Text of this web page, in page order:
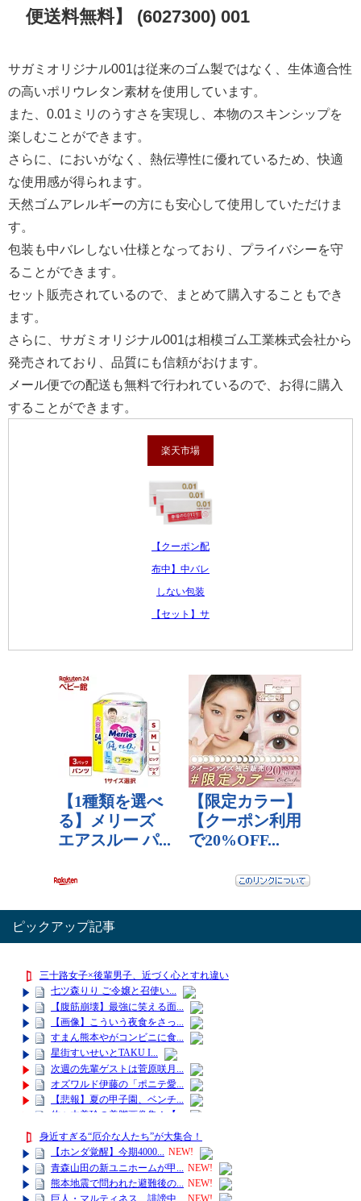
便送料無料】 (6027300) 001
サガミオリジナル001は従来のゴム製ではなく、生体適合性
の高いポリウレタン素材を使用しています。
また、0.01ミリのうすさを実現し、本物のスキンシップを
楽しむことができます。
さらに、においがなく、熱伝導性に優れているため、快適
な使用感が得られます。
天然ゴムアレルギーの方にも安心して使用していただけま
す。
包装も中バレしない仕様となっており、プライバシーを守
ることができます。
セット販売されているので、まとめて購入することもでき
ます。
さらに、サガミオリジナル001は相模ゴム工業株式会社から
発売されており、品質にも信頼がおけます。
メール便での配送も無料で行われているので、お得に購入
することができます。
楽天市場
【クーポン配
布中】中バレ
しない包装
【セット】サ
レビュー数：5
ピックアップ記事